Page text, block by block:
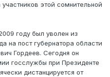
этой сомнительной
году был уволен из
на пост губернатора области
Гордеев. Сегодня он
госслужбы при Президенте
дистанцируется от